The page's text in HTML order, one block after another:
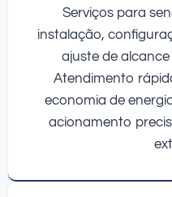
Serviços para
instalação,
ajuste de
Atendimento
economia de
acionamento